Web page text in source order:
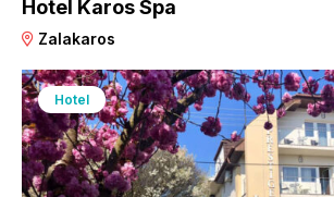
Hotel Karos Spa
Zalakaros
Hotel